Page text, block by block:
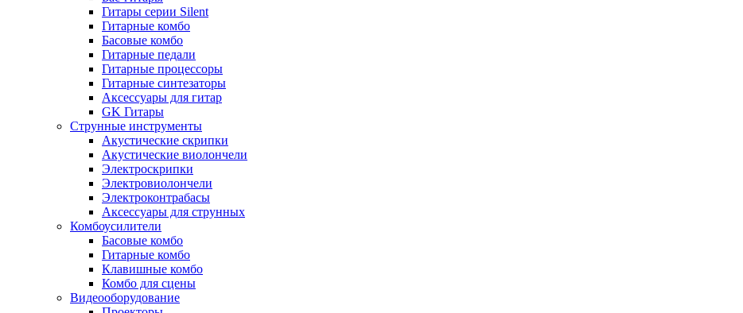
Гитары серии Silent
Гитарные комбо
Басовые комбо
Гитарные педали
Гитарные процессоры
Гитарные синтезаторы
Аксессуары для гитар
GK Гитары
Струнные инструменты
Акустические скрипки
Акустические виолончели
Электроскрипки
Электровиолончели
Электроконтрабасы
Аксессуары для струнных
Комбоусилители
Басовые комбо
Гитарные комбо
Клавишные комбо
Комбо для сцены
Видеооборудование